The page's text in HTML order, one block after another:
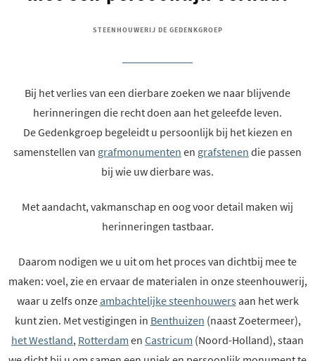
STEENHOUWERIJ DE GEDENKGROEP
Bij het verlies van een dierbare zoeken we naar blijvende
herinneringen die recht doen aan het geleefde leven.
De Gedenkgroep begeleidt u persoonlijk bij het kiezen en
samenstellen van grafmonumenten en grafstenen die passen
bij wie uw dierbare was.
Met aandacht, vakmanschap en oog voor detail maken wij
herinneringen tastbaar.
Daarom nodigen we u uit om het proces van dichtbij mee te
maken: voel, zie en ervaar de materialen in onze steenhouwerij,
waar u zelfs onze ambachtelijke steenhouwers aan het werk
kunt zien. Met vestigingen in Benthuizen (naast Zoetermeer),
het Westland, Rotterdam en Castricum (Noord-Holland), staan